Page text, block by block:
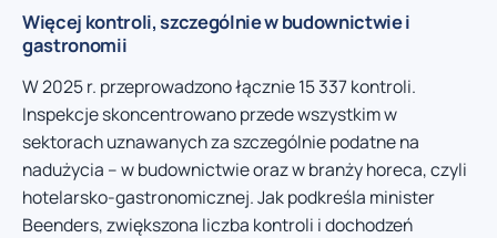
Więcej kontroli, szczególnie w budownictwie i
gastronomii
W 2025 r. przeprowadzono łącznie 15 337 kontroli.
Inspekcje skoncentrowano przede wszystkim w
sektorach uznawanych za szczególnie podatne na
nadużycia – w budownictwie oraz w branży horeca, czyli
hotelarsko-gastronomicznej. Jak podkreśla minister
Beenders, zwiększona liczba kontroli i dochodzeń